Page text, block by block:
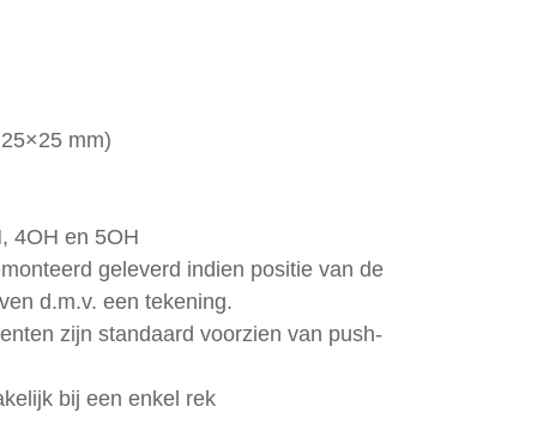
mm)
4OH en 5OH
geleverd indien positie van de
d.m.v. een tekening.
zijn standaard voorzien van push-
bij een enkel rek